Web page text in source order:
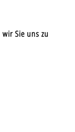
Sie uns zu